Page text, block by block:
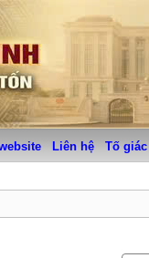
Liên hệ Tố